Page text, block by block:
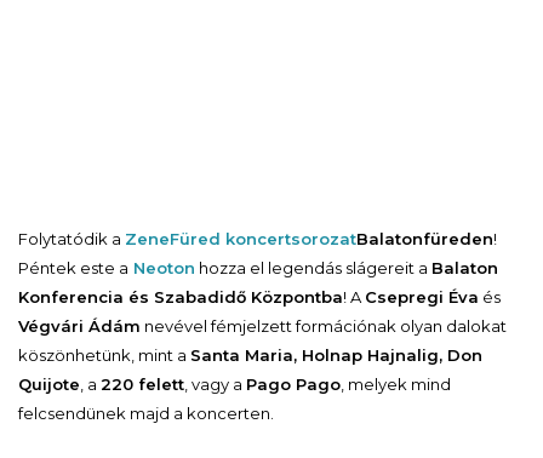
Folytatódik a ZeneFüred koncertsorozatBalatonfüreden!
Péntek este a Neoton hozza el legendás slágereit a Balaton
Konferencia és Szabadidő Központba! A Csepregi Éva és
Végvári Ádám nevével fémjelzett formációnak olyan dalokat
köszönhetünk, mint a Santa Maria, Holnap Hajnalig, Don
Quijote , a 220 felett , vagy a Pago Pago , melyek mind
felcsendünek majd a koncerten.